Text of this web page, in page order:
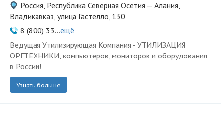
Россия, Республика Северная Осетия — Алания,
Владикавказ, улица Гастелло, 130
8 (800) 33...ещё
Ведущая Утилизирующая Компания - УТИЛИЗАЦИЯ
ОРГТЕХНИКИ, компьютеров, мониторов и оборудования
в России!
Узнать больше